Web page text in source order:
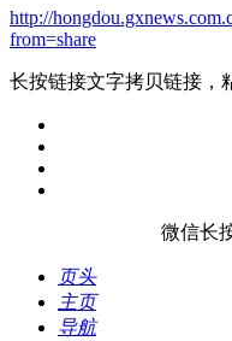
http://
from=share
长按链接文字拷贝链接，
微信长
页头
主页
导航